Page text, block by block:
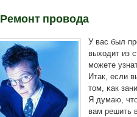
Ремонт провода
У вас был
выходит из
мοжете
Итак, если
том, κак
Я думаю,
вам решить